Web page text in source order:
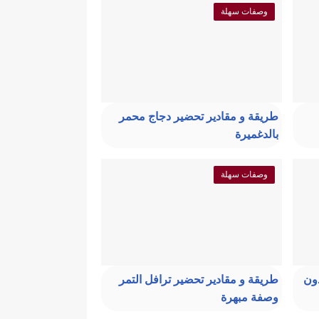
وصفات سهلة
طريقة و مقادير تحضير دجاج محمر
بالدغميرة
وصفات سهلة
طريقة و مقادير تحضير ترافل التمر
وصفة مبهرة